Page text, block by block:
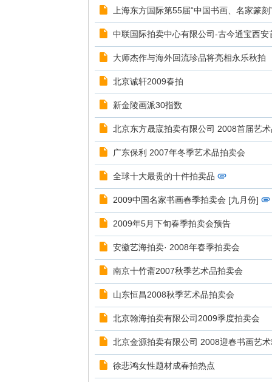
上海东方国际第55届“中国书画、名家篆
中联国际拍卖中心有限公司-古今通宝西
大师杰作与海外回流珍品将亮相永乐秋拍
北京诚轩2009春拍
新金陵画派30指数
北京东方晟宬拍卖有限公司 2008首届艺
广东保利 2007年冬季艺术品拍卖会
全球十大最贵的十件拍卖品
2009中国名家书画春季拍卖会 [九月份]
2009年5月下旬春季拍卖会预告
安徽艺海拍卖· 2008年春季拍卖会
南京十竹斋2007秋季艺术品拍卖会
山东恒昌2008秋季艺术品拍卖会
北京翰海拍卖有限公司2009季度拍卖会
北京金源拍卖有限公司 2008迎春书画艺
徐悲鸿女性题材成春拍热点